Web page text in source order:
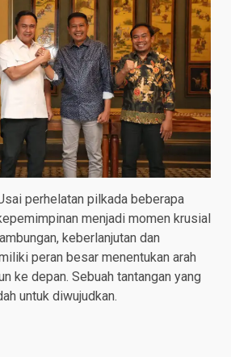
perhelatan pilkada beberapa
menjadi momen krusial
keberlanjutan dan
peran besar menentukan arah
ke depan. Sebuah tantangan yang
untuk diwujudkan.